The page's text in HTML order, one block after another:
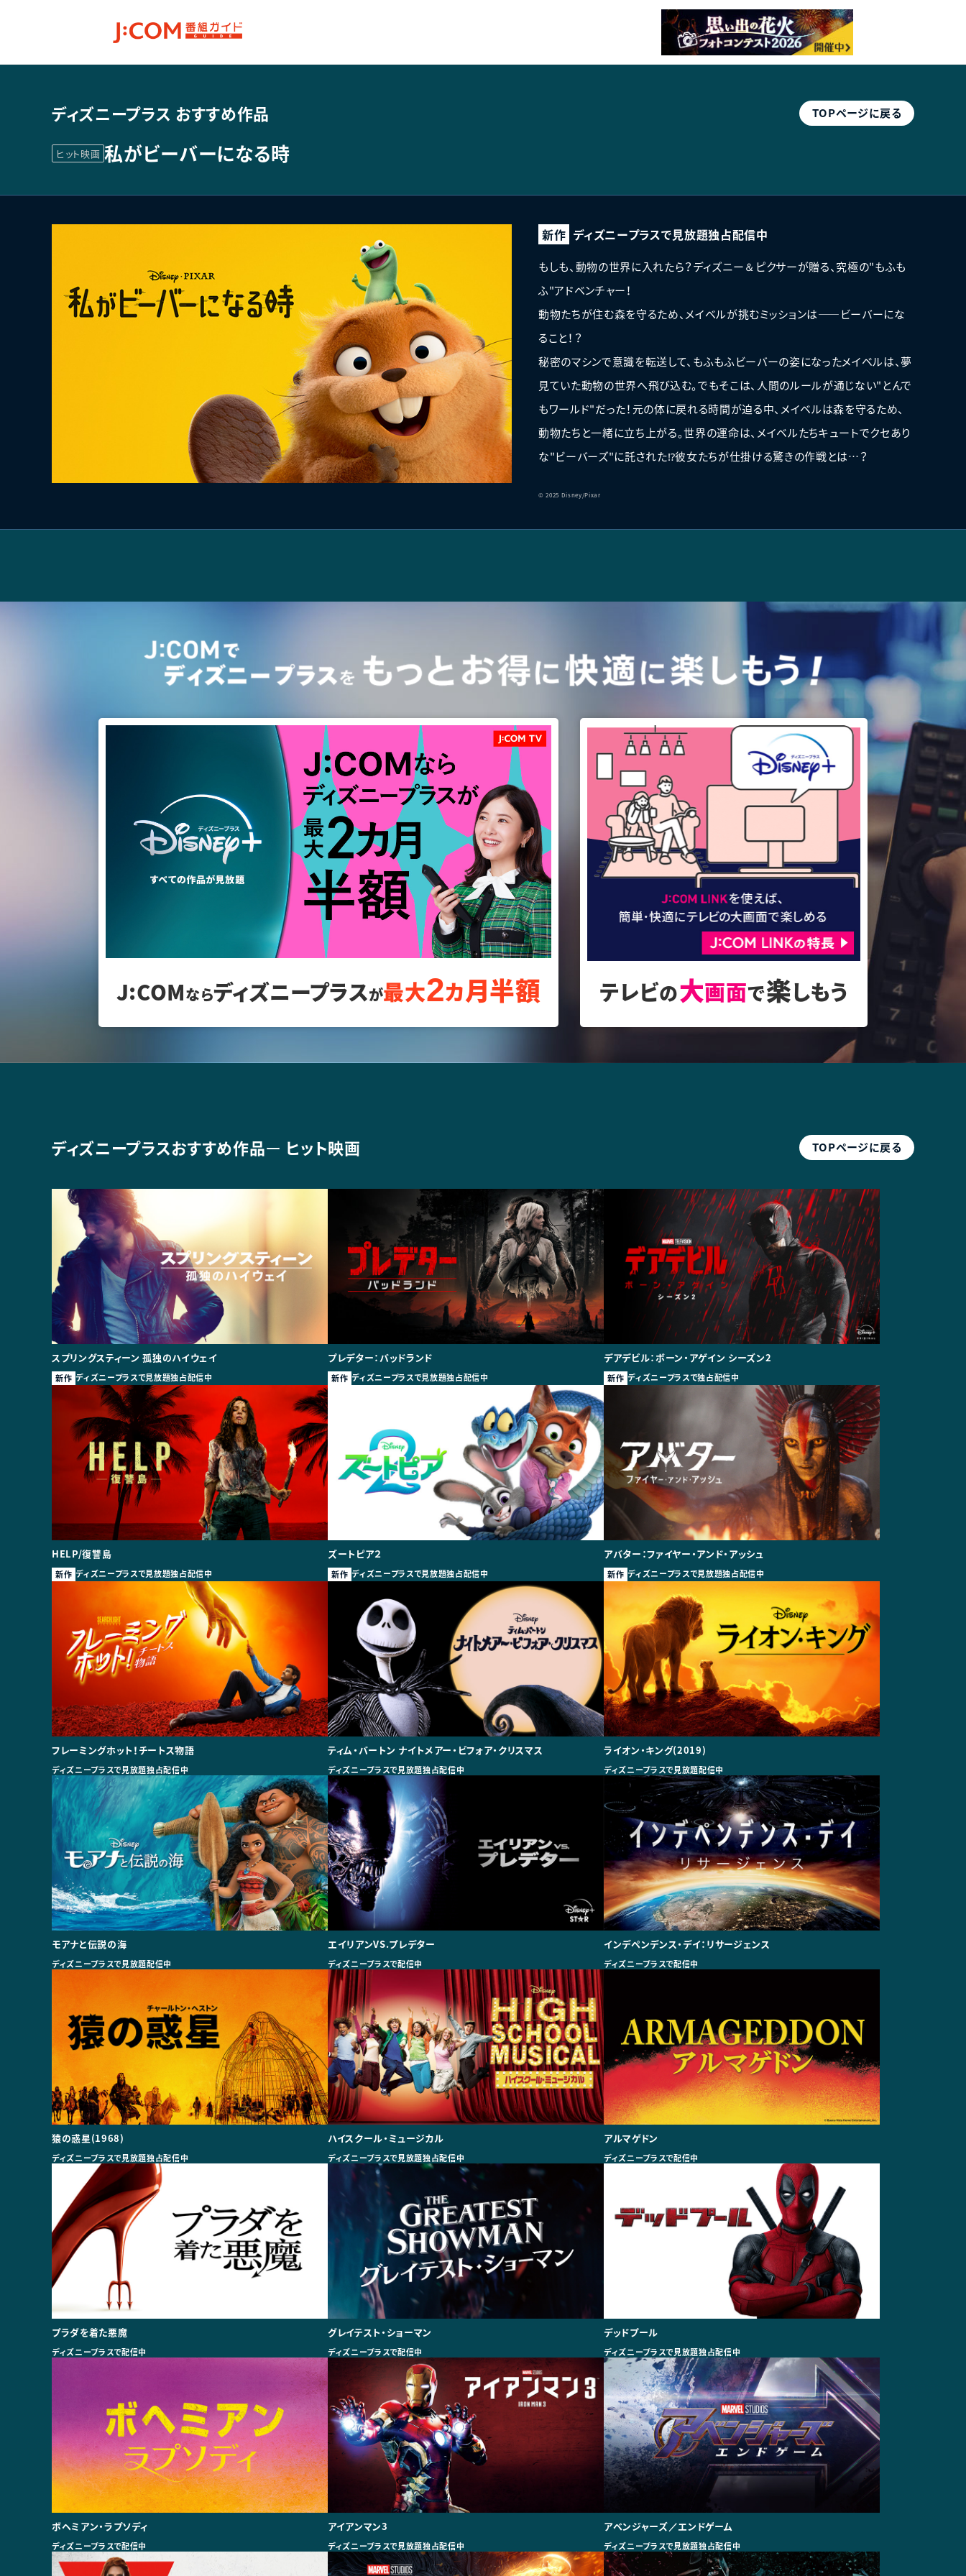
ディズニープラス おすすめ作品 TOPページに戻る
ヒット映画 私がビーバーになる時
新作 ディズニープラスで見放題独占配信中
もしも、動物の世界に入れたら？ディズニー＆ピクサーが贈る、究極の"もふも
ふ"アドベンチャー！
動物たちが住む森を守るため、メイベルが挑むミッションは――ビーバーにな
ること！？
秘密のマシンで意識を転送して、もふもふビーバーの姿になったメイベルは、夢
見ていた動物の世界へ飛び込む。でもそこは、人間のルールが通じない"とんで
もワールド"だった！元の体に戻れる時間が迫る中、メイベルは森を守るため、
動物たちと一緒に立ち上がる。世界の運命は、メイベルたちキュートでクセあり
な"ビーバーズ"に託された⁉彼女たちが仕掛ける驚きの作戦とは…？
© 2025 Disney/Pixar
J:COMならディズニープラスが最大2カ月半額 テレビの大画面で楽しもう
ディズニープラスおすすめ作品ー ヒット映画 TOPページに戻る
スプリングスティーン 孤独のハイウェイ
新作 ディズニープラスで見放題独占配信中
プレデター：バッドランド
新作 ディズニープラスで見放題独占配信中
デアデビル：ボーン・アゲイン シーズン2
新作 ディズニープラスで独占配信中
HELP/復讐島
新作 ディズニープラスで見放題独占配信中
ズートピア２
新作 ディズニープラスで見放題独占配信中
アバター：ファイヤー・アンド・アッシュ
新作 ディズニープラスで見放題独占配信中
フレーミングホット！チートス物語
ディズニープラスで見放題独占配信中
ティム・バートン ナイトメアー・ビフォア・クリスマス
ディズニープラスで見放題独占配信中
ライオン・キング(2019)
ディズニープラスで見放題配信中
モアナと伝説の海
ディズニープラスで見放題配信中
エイリアンVS.プレデター
ディズニープラスで配信中
インデペンデンス・デイ：リサージェンス
ディズニープラスで配信中
猿の惑星(1968)
ディズニープラスで見放題独占配信中
ハイスクール・ミュージカル
ディズニープラスで見放題独占配信中
アルマゲドン
ディズニープラスで配信中
プラダを着た悪魔
ディズニープラスで配信中
グレイテスト・ショーマン
ディズニープラスで配信中
デッドプール
ディズニープラスで見放題独占配信中
ボヘミアン・ラプソディ
ディズニープラスで配信中
アイアンマン3
ディズニープラスで見放題独占配信中
アベンジャーズ／エンドゲーム
ディズニープラスで見放題独占配信中